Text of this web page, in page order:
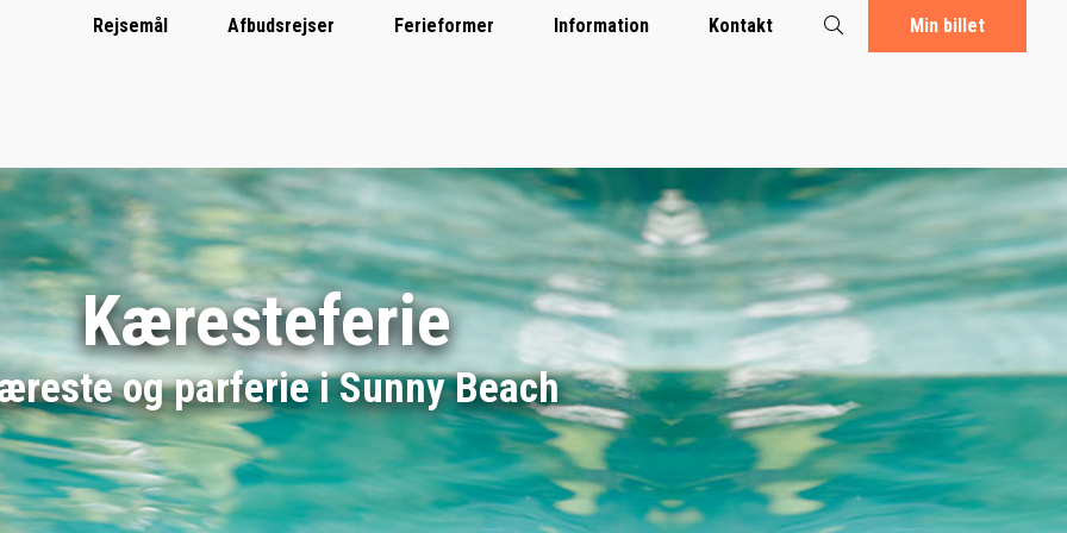
Rejsemål Afbudsrejser Ferieformer Information Kontakt Min billet
Kæresteferie
og parferie i Sunny Beach